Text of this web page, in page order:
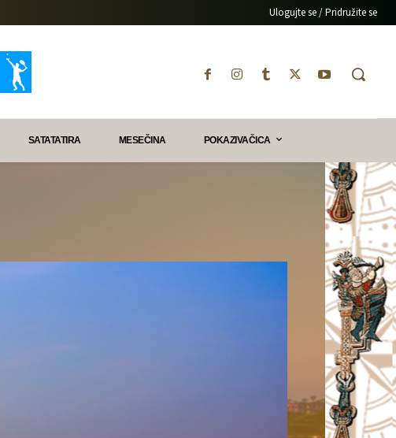
Ulogujte se / Pridružite se
SATATATIRA MESEČINA POKAZIVAČICA